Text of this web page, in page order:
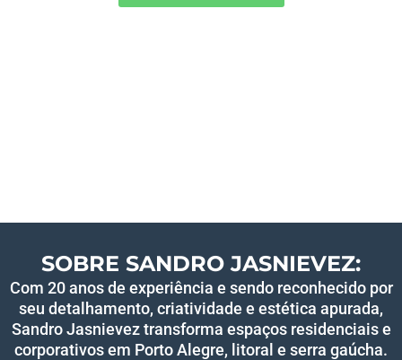
SOBRE SANDRO JASNIEVEZ:
Com 20 anos de experiência e sendo reconhecido por
seu detalhamento, criatividade e estética apurada,
Sandro Jasnievez transforma espaços residenciais e
corporativos em Porto Alegre, litoral e serra gaúcha.